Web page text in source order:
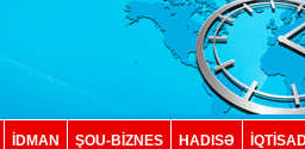
İDMAN ŞOU-BİZNES HADISƏ